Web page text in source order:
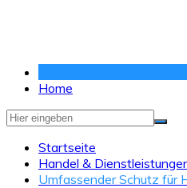
Home
Startseite
Handel &
Umfassender Schutz für